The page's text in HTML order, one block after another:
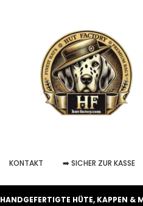
KONTAKT ➡️ SICHER ZUR KASSE
HANDGEFERTIGTE HÜTE, KAPPEN &